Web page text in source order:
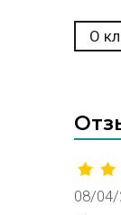
О
08/